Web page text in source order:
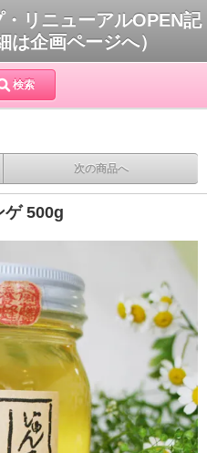
リニューアルOPEN記
企画ページへ）
検索
次の商品へ
ゲ 500g